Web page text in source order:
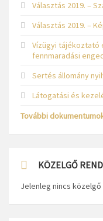
Választás 2019. –
Választás 2019. –
Vízügyi tájékoztató
fennmaradási
Sertés állomány
Látogatási és
További
KÖZELGŐ
Jelenleg nincs közelgő